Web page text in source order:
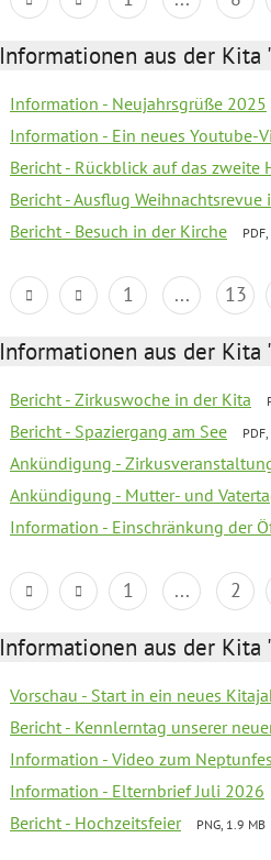
Informationen aus der Kita
Information - Neujahrsgrüße 2025
Information - Ein neues Youtube-
Bericht - Rückblick auf das zweite
Bericht - Ausflug Weihnachtsrevue
Bericht - Besuch in der Kirche
1 ... 13
Informationen aus der Kita
Bericht - Zirkuswoche in der Kita
Bericht - Spaziergang am See
Ankündigung -
Ankündigung - Mutter- und
Information - Einschränkung der
1 ... 2
Informationen aus der
Vorschau - Start in ein neues
Bericht - Kennlerntag unserer
Information - Video zum
Information - Elternbrief Juli 2026
Bericht - Hochzeitsfeier PNG, 1.9 MB